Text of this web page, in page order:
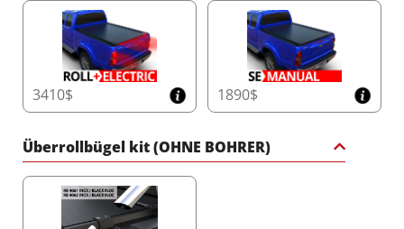
3410$ 1890$
Überrollbügel kit (OHNE BOHRER)